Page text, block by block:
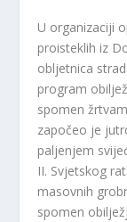
U organizaciji
proisteklih iz
obljetnica
program
spomen
započeo je
paljenjem
II. Svjetskog
masovnih
spomen